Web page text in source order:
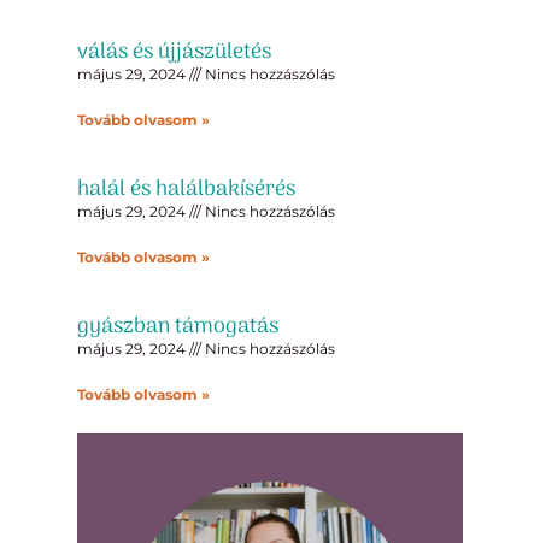
válás és újjászületés
május 29, 2024 Nincs hozzászólás
Tovább olvasom »
halál és halálbakísérés
május 29, 2024 Nincs hozzászólás
Tovább olvasom »
gyászban támogatás
május 29, 2024 Nincs hozzászólás
Tovább olvasom »